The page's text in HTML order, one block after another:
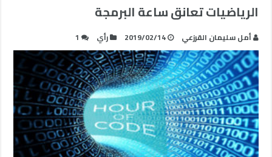
الرياضيات تعانق ساعة البرمجة
أمل سليمان القرزعي 2019/02/14 رأي 1